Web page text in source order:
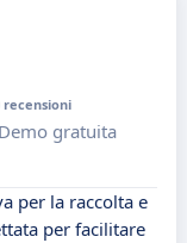
recensioni
Demo gratuita
per la raccolta e
per facilitare